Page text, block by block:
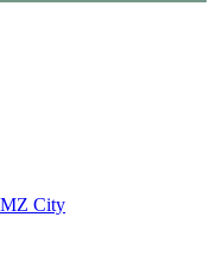
City